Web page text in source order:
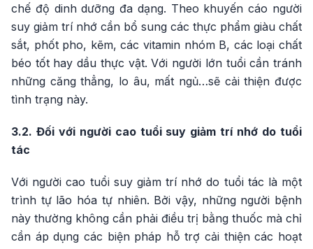
chế độ dinh dưỡng đa dạng. Theo khuyến cáo người
suy giảm trí nhớ cần bổ sung các thực phẩm giàu chất
sắt, phốt pho, kẽm, các vitamin nhóm B, các loại chất
béo tốt hay dầu thực vật. Với người lớn tuổi cần tránh
những căng thẳng, lo âu, mất ngủ…sẽ cải thiện được
tình trạng này.
3.2. Đối với người cao tuổi suy giảm trí nhớ do tuổi
tác
Với người cao tuổi suy giảm trí nhớ do tuổi tác là một
trình tự lão hóa tự nhiên. Bởi vậy, những người bệnh
này thường không cần phải điều trị bằng thuốc mà chỉ
cần áp dụng các biện pháp hỗ trợ cải thiện các hoạt